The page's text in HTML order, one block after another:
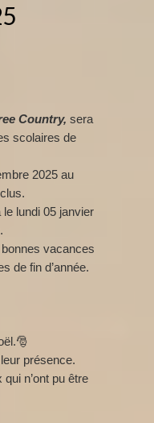
Country, sera
scolaires de
2025 au
lundi 05 janvier
vacances
de fin d’année.
présence.
n’ont pu être